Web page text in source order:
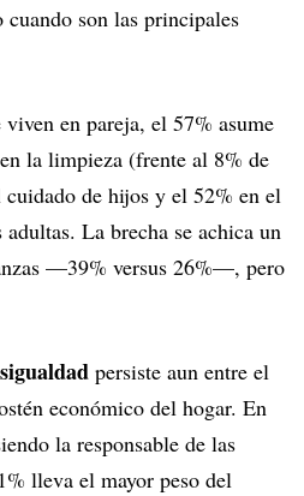
son las principales
viven en pareja, el 57% asume
la limpieza (frente al 8% de
cuidado de hijos y el 52% en el
La brecha se achica un
—39% versus 26%—, pero
persiste aun entre el
económico del hogar. En
la responsable de las
lleva el mayor peso del